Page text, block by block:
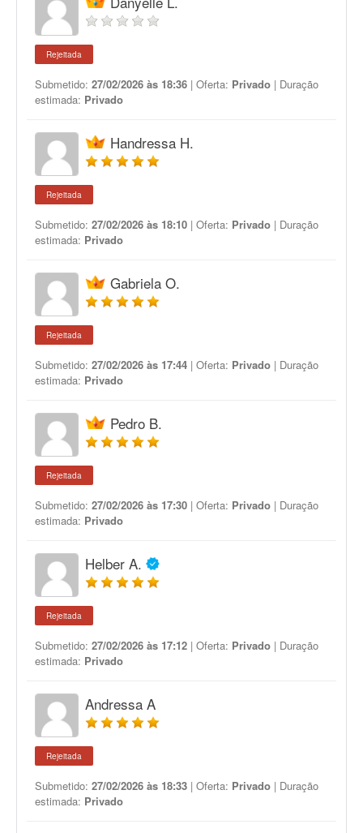
Rejeitada
Submetido: 27/02/2026 às 18:36 | Oferta: Privado | Duração
estimada: Privado
Handressa H.
Rejeitada
Submetido: 27/02/2026 às 18:10 | Oferta: Privado | Duração
estimada: Privado
Gabriela O.
Rejeitada
Submetido: 27/02/2026 às 17:44 | Oferta: Privado | Duração
estimada: Privado
Pedro B.
Rejeitada
Submetido: 27/02/2026 às 17:30 | Oferta: Privado | Duração
estimada: Privado
Helber A.
Rejeitada
Submetido: 27/02/2026 às 17:12 | Oferta: Privado | Duração
estimada: Privado
Andressa A
Rejeitada
Submetido: 27/02/2026 às 18:33 | Oferta: Privado | Duração
estimada: Privado